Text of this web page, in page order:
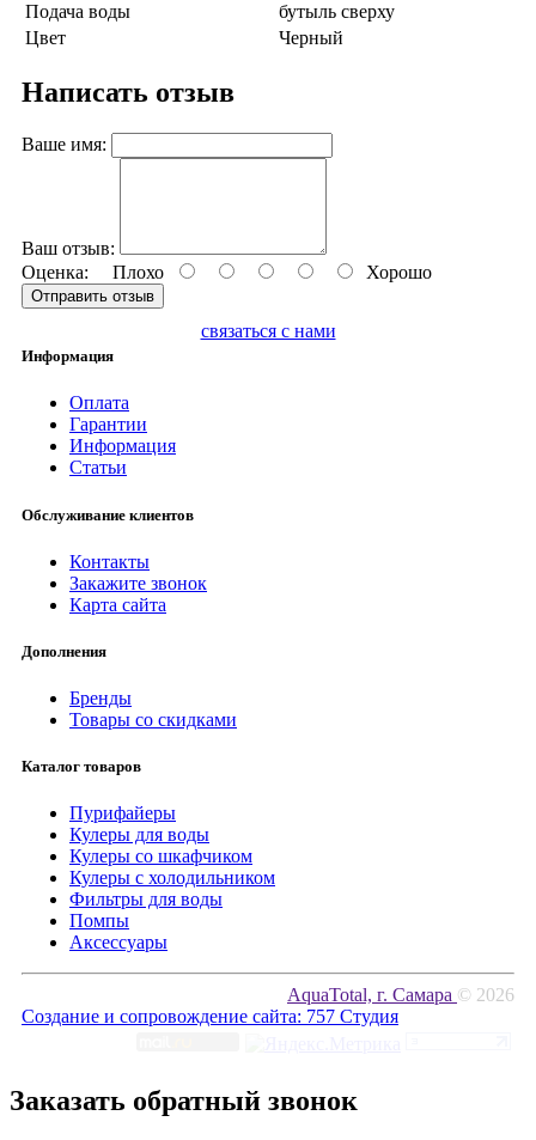
Подача воды
бутыль сверху
Цвет
Черный
Написать отзыв
Ваше имя:
Ваш отзыв:
Оценка: Плохо Хорошо
Отправить отзыв
связаться с нами
Информация
Оплата
Гарантии
Информация
Статьи
Обслуживание клиентов
Контакты
Закажите звонок
Карта сайта
Дополнения
Бренды
Товары со скидками
Каталог товаров
Пурифайеры
Кулеры для воды
Кулеры со шкафчиком
Кулеры с холодильником
Фильтры для воды
Помпы
Аксессуары
AquaTotal, г. Самара © 2026
Создание и сопровождение сайта: 757 Студия
Заказать обратный звонок